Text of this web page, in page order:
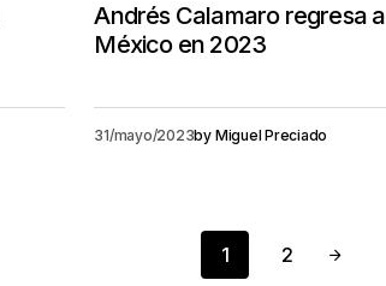
Andrés Calamaro regresa a
México en 2023
31/mayo/2023by Miguel Preciado
1 2